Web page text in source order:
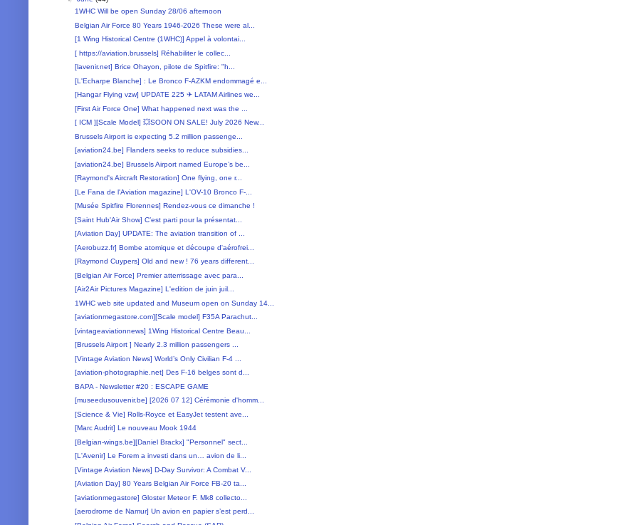
1WHC Will be open Sunday 28/06 afternoon
Belgian Air Force 80 Years 1946-2026 These were al...
[1 Wing Historical Centre (1WHC)] Appel à volontai...
[ https://aviation.brussels] Réhabiliter le collec...
[lavenir.net] Brice Ohayon, pilote de Spitfire: "h...
[L'Echarpe Blanche] : Le Bronco F-AZKM endommagé e...
[Hangar Flying vzw] UPDATE 225 ✈ LATAM Airlines we...
[First Air Force One] What happened next was the ...
[ ICM ][Scale Model] 💥SOON ON SALE! July 2026 New...
Brussels Airport is expecting 5.2 million passenge...
[aviation24.be] Flanders seeks to reduce subsidies...
[aviation24.be] Brussels Airport named Europe’s be...
[Raymond's Aircraft Restoration] One flying, one r...
[Le Fana de l'Aviation magazine] L'OV-10 Bronco F-...
[Musée Spitfire Florennes] Rendez-vous ce dimanche !
[Saint Hub'Air Show] C’est parti pour la présentat...
[Aviation Day] UPDATE: The aviation transition of ...
[Aerobuzz.fr] Bombe atomique et découpe d'aérofrei...
[Raymond Cuypers] Old and new ! 76 years different...
[Belgian Air Force] Premier atterrissage avec para...
[Air2Air Pictures Magazine] L'edition de juin juil...
1WHC web site updated and Museum open on Sunday 14...
[aviationmegastore.com][Scale model] F35A Parachut...
[vintageaviationnews] 1Wing Historical Centre Beau...
[Brussels Airport ] Nearly 2.3 million passengers ...
[Vintage Aviation News] World’s Only Civilian F-4 ...
[aviation-photographie.net] Des F-16 belges sont d...
BAPA - Newsletter #20 : ESCAPE GAME
[museedusouvenir.be] [2026 07 12] Cérémonie d'homm...
[Science & Vie] Rolls-Royce et EasyJet testent ave...
[Marc Audrit] Le nouveau Mook 1944
[Belgian-wings.be][Daniel Brackx] "Personnel" sect...
[L'Avenir] Le Forem a investi dans un… avion de li...
[Vintage Aviation News] D-Day Survivor: A Combat V...
[Aviation Day] 80 Years Belgian Air Force FB-20 ta...
[aviationmegastore] Gloster Meteor F. Mk8 collecto...
[aerodrome de Namur] Un avion en papier s’est perd...